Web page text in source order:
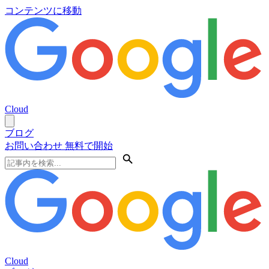
コンテンツに移動
Cloud
ブログ
お問い合わせ 無料で開始
Cloud